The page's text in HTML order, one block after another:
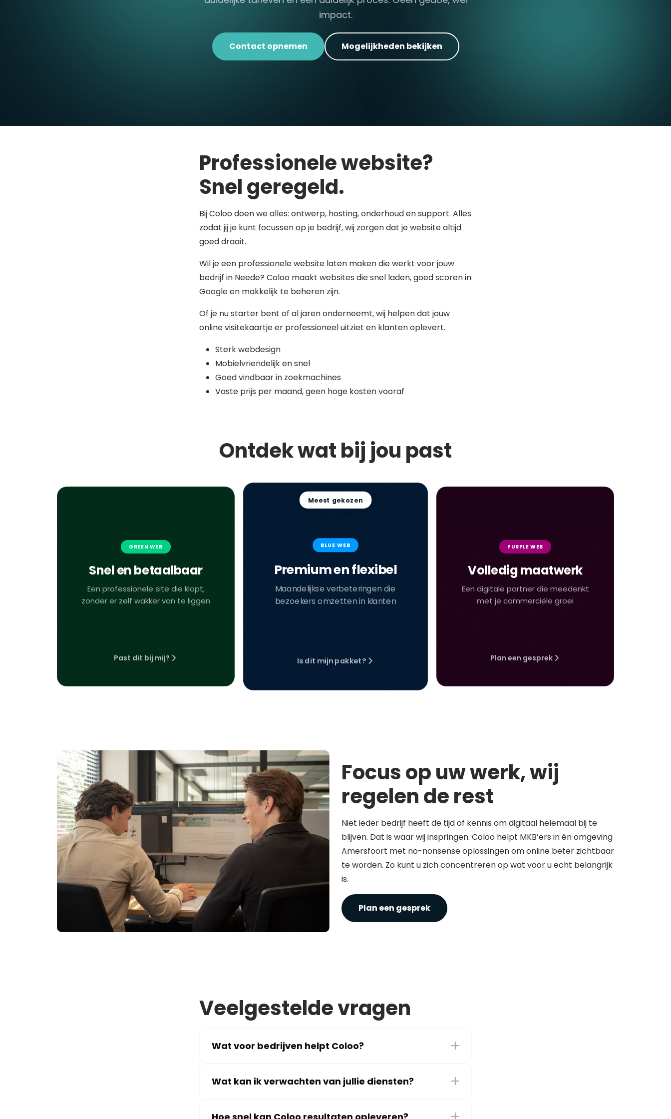
impact.
Contact opnemen Mogelijkheden bekijken
Professionele website?
Snel geregeld.
Bij Coloo doen we alles: ontwerp, hosting, onderhoud en support. Alles
zodat jij je kunt focussen op je bedrijf, wij zorgen dat je website altijd
goed draait.
Wil je een professionele website laten maken die werkt voor jouw
bedrijf in Neede? Coloo maakt websites die snel laden, goed scoren in
Google en makkelijk te beheren zijn.
Of je nu starter bent of al jaren onderneemt, wij helpen dat jouw
online visitekaartje er professioneel uitziet en klanten oplevert.
Sterk webdesign
Mobielvriendelijk en snel
Goed vindbaar in zoekmachines
Vaste prijs per maand, geen hoge kosten vooraf
Ontdek wat bij jou past
GREEN WEB
Snel en betaalbaar
Een professionele site die klopt,
zonder er zelf wakker van te liggen
Past dit bij mij?
Meest gekozen
BLUE WEB
Premium en flexibel
Maandelijkse verbeteringen die
bezoekers omzetten in klanten
Is dit mijn pakket?
PURPLE WEB
Volledig maatwerk
Een digitale partner die meedenkt
met je commerciële groei
Plan een gesprek
Focus op uw werk, wij
regelen de rest
Niet ieder bedrijf heeft de tijd of kennis om digitaal helemaal bij te
blijven. Dat is waar wij inspringen. Coloo helpt MKB’ers in én omgeving
Amersfoort met no-nonsense oplossingen om online beter zichtbaar
te worden. Zo kunt u zich concentreren op wat voor u echt belangrijk
is.
Plan een gesprek
Veelgestelde vragen
Wat voor bedrijven helpt Coloo?
Wat kan ik verwachten van jullie diensten?